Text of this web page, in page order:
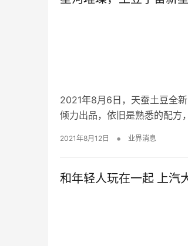
2021年8月6日，天蚕土豆全
倾力出品，依旧是熟悉的配方
2021年8月12日 • 业界消息
和年轻人玩在一起 上汽